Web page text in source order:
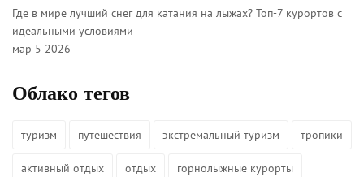
Где в мире лучший снег для катания на лыжах? Топ-7 курортов с
идеальными условиями
мар 5 2026
Облако тегов
туризм путешествия экстремальный туризм тропики
активный отдых отдых горнолыжные курорты